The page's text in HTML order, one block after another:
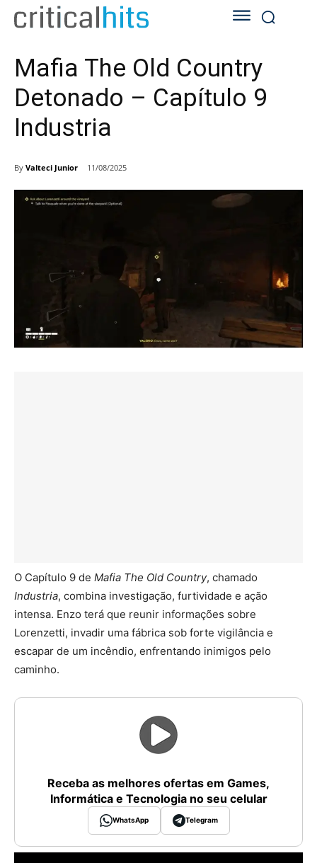
Mafia The Old Country
Detonado – Capítulo 9
Industria
By Valteci Junior 11/08/2025
O Capítulo 9 de Mafia The Old Country, chamado
Industria, combina investigação, furtividade e ação
intensa. Enzo terá que reunir informações sobre
Lorenzetti, invadir uma fábrica sob forte vigilância e
escapar de um incêndio, enfrentando inimigos pelo
caminho.
Receba as melhores ofertas em Games,
Informática e Tecnologia no seu celular
WhatsApp Telegram